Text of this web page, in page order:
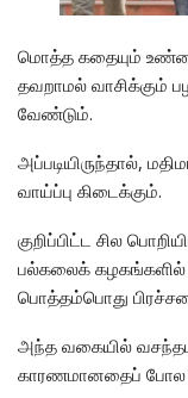
மொத்த கதையும்
தவறாமல்
வேண்டும்.
அப்படியிருந்தால்,
வாய்ப்பு கிடைக்கும்.
குறிப்பிட்ட சில
பல்கலைக் கழகங்களில்
பொத்தம்பொது
அந்த வகையில்
காரணமானதைப் போல